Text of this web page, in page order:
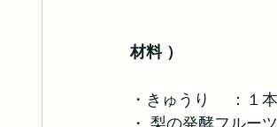
材料 ）
・きゅうり　 ：１本